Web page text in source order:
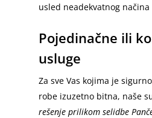
usled neadekvatnog načina
Pojedinačne ili
usluge
Za sve Vas kojima je
robe izuzetno bitna, naše
rešenje prilikom selidbe